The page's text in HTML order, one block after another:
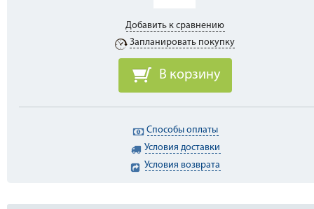
Добавить к сравнению
Запланировать покупку
В корзину
Способы оплаты
Условия доставки
Условия возврата